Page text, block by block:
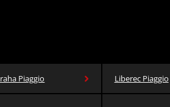
Piaggio Liberec Piaggio